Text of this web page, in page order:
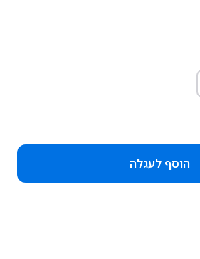
הוסף לעגלה